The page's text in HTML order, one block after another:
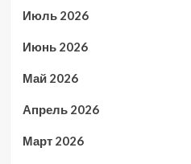
Июль 2026
Июнь 2026
Май 2026
Апрель 2026
Март 2026